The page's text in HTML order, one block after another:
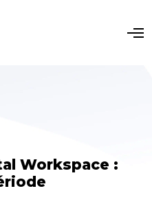
O
Workspace :